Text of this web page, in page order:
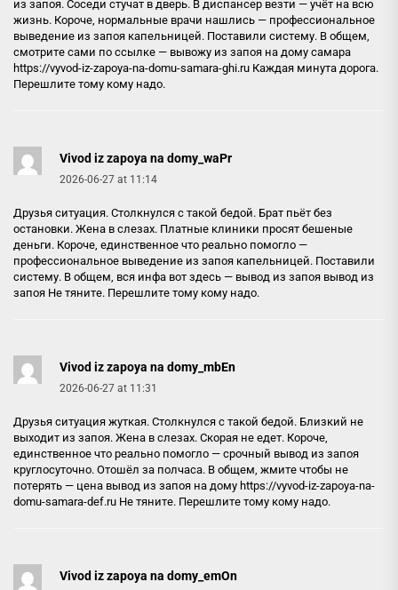
из запоя. Соседи стучат в дверь. В диспансер везти — учёт на всю
жизнь. Короче, нормальные врачи нашлись — профессиональное
выведение из запоя капельницей. Поставили систему. В общем,
смотрите сами по ссылке — вывожу из запоя на дому самара
https://vyvod-iz-zapoya-na-domu-samara-ghi.ru Каждая минута дорога.
Перешлите тому кому надо.
Vivod iz zapoya na domy_waPr
2026-06-27 at 11:14
Друзья ситуация. Столкнулся с такой бедой. Брат пьёт без
остановки. Жена в слезах. Платные клиники просят бешеные
деньги. Короче, единственное что реально помогло —
профессиональное выведение из запоя капельницей. Поставили
систему. В общем, вся инфа вот здесь — вывод из запоя вывод из
запоя Не тяните. Перешлите тому кому надо.
Vivod iz zapoya na domy_mbEn
2026-06-27 at 11:31
Друзья ситуация жуткая. Столкнулся с такой бедой. Близкий не
выходит из запоя. Жена в слезах. Скорая не едет. Короче,
единственное что реально помогло — срочный вывод из запоя
круглосуточно. Отошёл за полчаса. В общем, жмите чтобы не
потерять — цена вывод из запоя на дому https://vyvod-iz-zapoya-na-
domu-samara-def.ru Не тяните. Перешлите тому кому надо.
Vivod iz zapoya na domy_emOn